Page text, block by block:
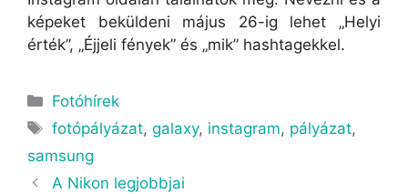
képeket beküldeni május 26-ig lehet „Helyi
érték”, „Éjjeli fények” és „mik” hashtagekkel.
Fotóhírek
fotópályázat,galaxy, instagram, pályázat,
samsung
A Nikon legjobbjai